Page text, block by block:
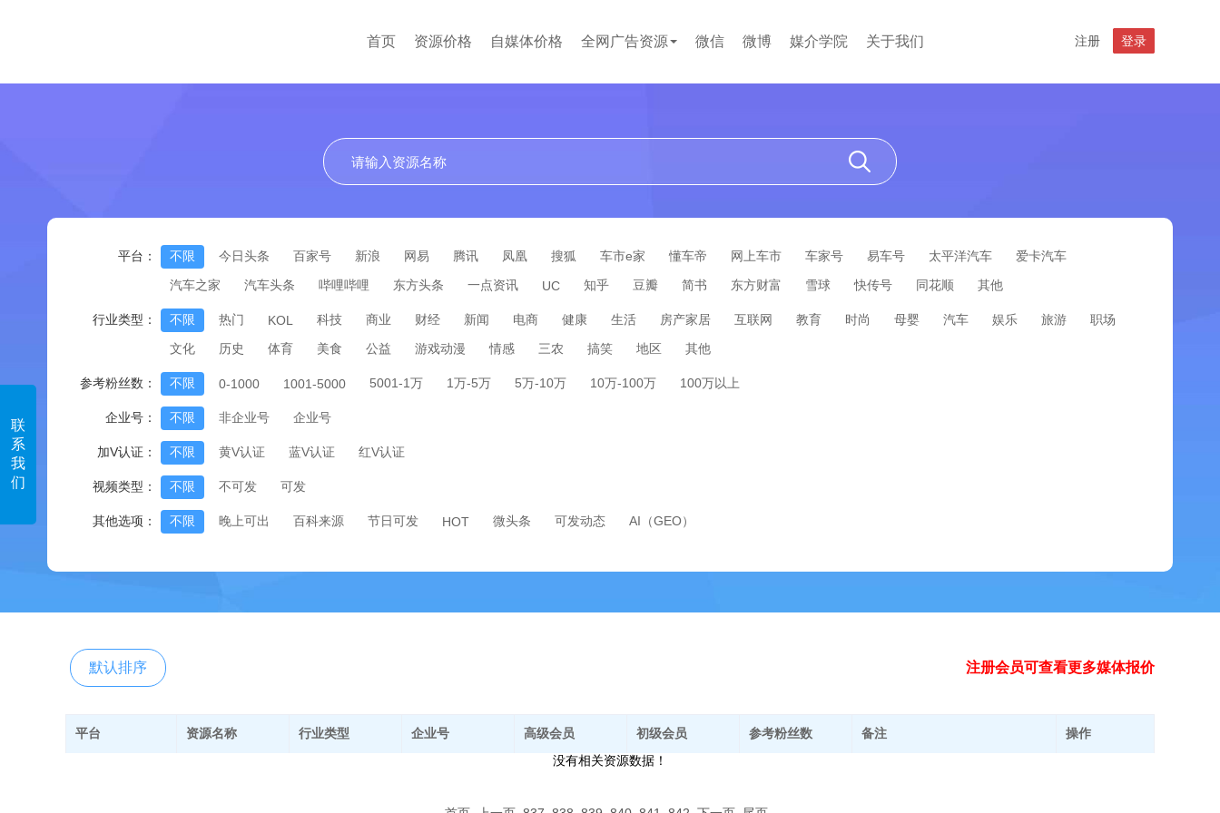
联
系
我
们
首页 资源价格 自媒体价格 全网广告资源
小红书 文案代写
百度百科
短视频
微信 微博 媒介学院 关于我们 注册 登录
平台： 不限 今日头条 百家号 新浪 网易 腾讯 凤凰 搜狐 车市e家 懂车帝 网上车市 车家号 易车号 太平洋汽车
爱卡汽车
汽车之家
汽车头条 哔哩哔哩 东方头条 一点资讯 UC 知乎 豆瓣 简书 东方财富 雪球 快传号 同花顺 其他
行业类型： 不限 热门 KOL 科技 商业 财经 新闻 电商 健康 生活 房产家居 互联网 教育 时尚 母婴 汽车 娱乐 旅游
职场
文化
历史 体育 美食 公益 游戏动漫 情感 三农 搞笑 地区 其他
参考粉丝数： 不限 0-1000 1001-5000 5001-1万 1万-5万 5万-10万 10万-100万 100万以上
企业号： 不限 非企业号 企业号
加V认证： 不限 黄V认证 蓝V认证 红V认证
视频类型： 不限 不可发 可发
其他选项： 不限 晚上可出 百科来源 节日可发 HOT 微头条 可发动态 AI（GEO）
默认排序 注册会员可查看更多媒体报价
平台 资源名称 行业类型 企业号 高级会员 初级会员 参考粉丝数 备注
操作
没有相关资源数据！